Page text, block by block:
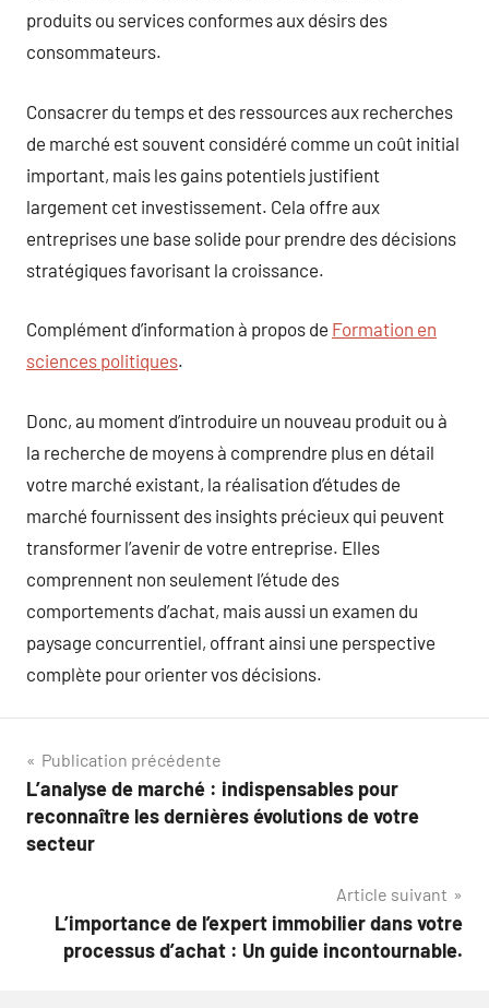
produits ou services conformes aux désirs des
consommateurs.
Consacrer du temps et des ressources aux recherches
de marché est souvent considéré comme un coût initial
important, mais les gains potentiels justifient
largement cet investissement. Cela offre aux
entreprises une base solide pour prendre des décisions
stratégiques favorisant la croissance.
Complément d’information à propos de Formation en
sciences politiques.
Donc, au moment d’introduire un nouveau produit ou à
la recherche de moyens à comprendre plus en détail
votre marché existant, la réalisation d’études de
marché fournissent des insights précieux qui peuvent
transformer l’avenir de votre entreprise. Elles
comprennent non seulement l’étude des
comportements d’achat, mais aussi un examen du
paysage concurrentiel, offrant ainsi une perspective
complète pour orienter vos décisions.
Navigation
de
l’article
Publication précédente
L’analyse de marché : indispensables pour
reconnaître les dernières évolutions de votre
secteur
Article suivant
L’importance de l’expert immobilier dans votre
processus d’achat : Un guide incontournable.